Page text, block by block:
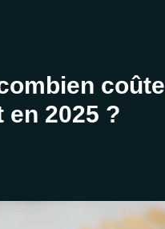
coûte
2025 ?